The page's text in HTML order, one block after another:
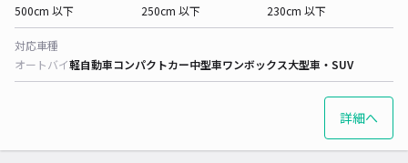
500cm 以下
250cm 以下
230cm 以下
対応車種
オートバイ軽自動車コンパクトカー中型車ワンボックス大型車・SUV
詳細へ